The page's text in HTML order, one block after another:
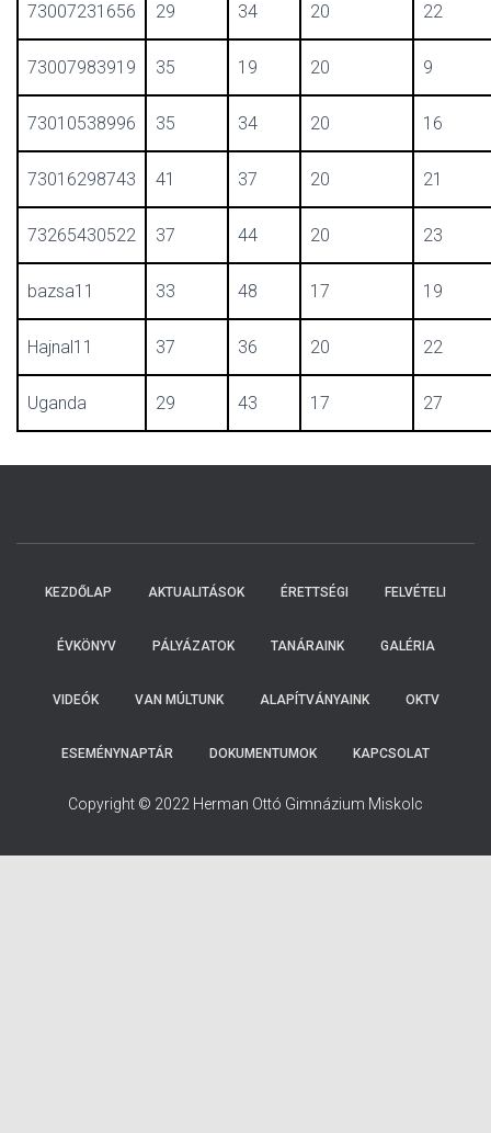
73007231656 29 34 20 22
73007983919 35 19 20 9
73010538996 35 34 20 16
73016298743 41 37 20 21
73265430522 37 44 20 23
bazsa11 33 48 17 19
Hajnal11 37 36 20 22
Uganda 29 43 17 27
KEZDŐLAP AKTUALITÁSOK ÉRETTSÉGI FELVÉTELI
ÉVKÖNYV PÁLYÁZATOK TANÁRAINK GALÉRIA
VIDEÓK VAN MÚLTUNK ALAPÍTVÁNYAINK OKTV
ESEMÉNYNAPTÁR DOKUMENTUMOK KAPCSOLAT
Copyright © 2022 Herman Ottó Gimnázium Miskolc